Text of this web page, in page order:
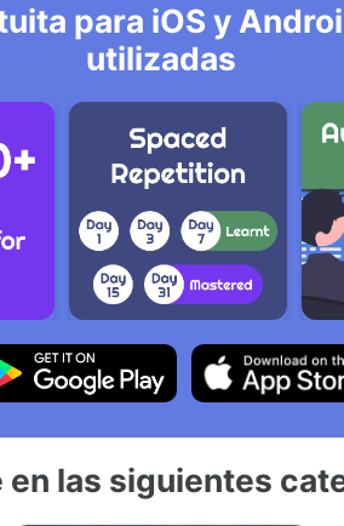
para iOS y
utilizadas
en las siguientes